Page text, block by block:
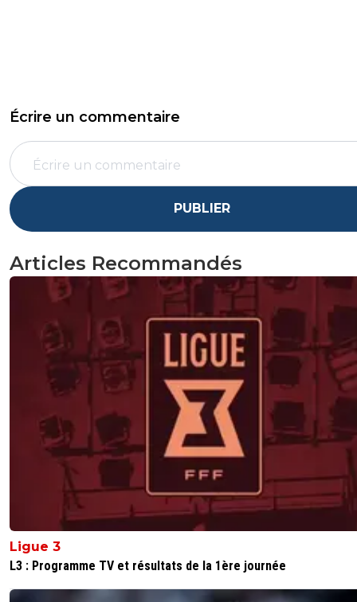
Écrire un commentaire
PUBLIER
Articles Recommandés
Ligue 3
L3 : Programme TV et résultats de la 1ère journée